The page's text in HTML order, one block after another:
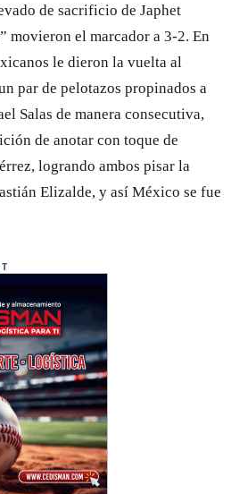
de sacrificio de Japhet
movieron el marcador a 3-2. En
le dieron la vuelta al
par de pelotazos propinados a
Salas de manera consecutiva,
de anotar con toque de
logrando ambos pisar la
Elizalde, y así México se fue